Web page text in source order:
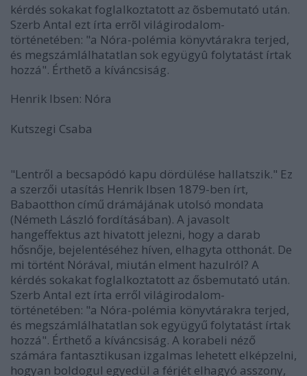
kérdés sokakat foglalkoztatott az õsbemutató után.
Szerb Antal ezt írta errõl világirodalom-
történetében: "a Nóra-polémia könyvtárakra terjed,
és megszámlálhatatlan sok együgyû folytatást írtak
hozzá". Érthetõ a kíváncsiság.
Henrik Ibsen: Nóra
Kutszegi Csaba
"Lentről a becsapódó kapu dördülése hallatszik." Ez
a szerzői utasítás Henrik Ibsen 1879-ben írt,
Babaotthon című drámájának utolsó mondata
(Németh László fordításában). A javasolt
hangeffektus azt hivatott jelezni, hogy a darab
hősnője, bejelentéséhez híven, elhagyta otthonát. De
mi történt Nórával, miután elment hazulról? A
kérdés sokakat foglalkoztatott az ősbemutató után.
Szerb Antal ezt írta erről világirodalom-
történetében: "a Nóra-polémia könyvtárakra terjed,
és megszámlálhatatlan sok együgyű folytatást írtak
hozzá". Érthető a kíváncsiság. A korabeli néző
számára fantasztikusan izgalmas lehetett elképzelni,
hogyan boldogul egyedül a férjét elhagyó asszony,